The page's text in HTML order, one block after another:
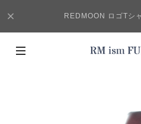
REDMOON ロゴTシ